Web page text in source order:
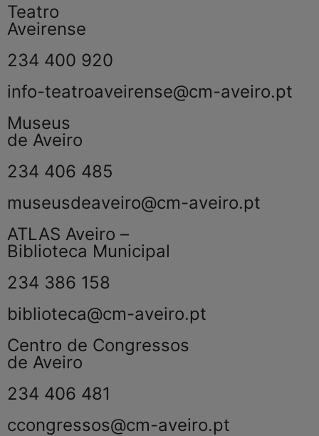
Teatro
Aveirense
234 400 920
info-teatroaveirense@cm-aveiro.pt
Museus
de Aveiro
234 406 485
museusdeaveiro@cm-aveiro.pt
ATLAS Aveiro –
Biblioteca Municipal
234 386 158
biblioteca@cm-aveiro.pt
Centro de Congressos
de Aveiro
234 406 481
ccongressos@cm-aveiro.pt